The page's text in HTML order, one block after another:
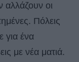
αλλάζουν οι
Πόλεις
για ένα
με νέα ματιά.